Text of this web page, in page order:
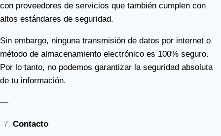
con proveedores de servicios que también cumplen con
altos estándares de seguridad.
Sin embargo, ninguna transmisión de datos por internet o
método de almacenamiento electrónico es 100% seguro.
Por lo tanto, no podemos garantizar la seguridad absoluta
de tu información.
—
Contacto